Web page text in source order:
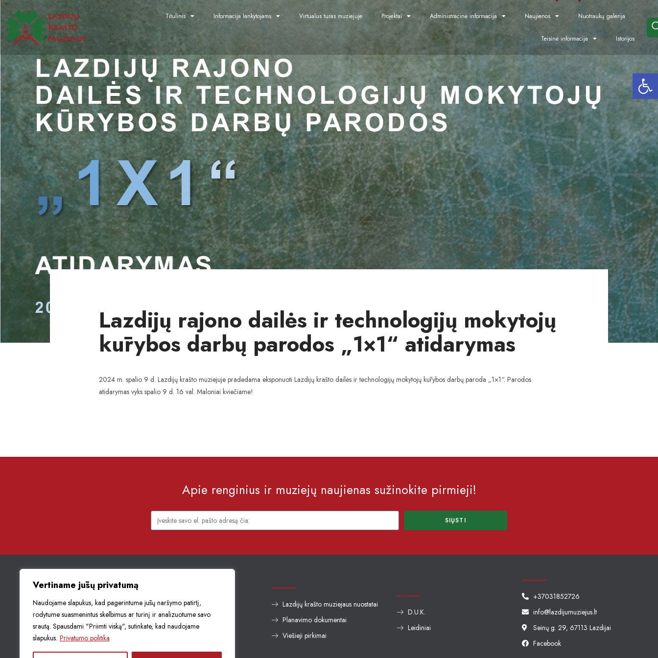
Open toolbar
Vertiname jūsų privatumą
Naudojame slapukus, kad pagerintume jūsų naršymo patirtį,
rodytume suasmenintus skelbimus ar turinį ir analizuotume savo
srautą. Spausdami "Priimti viską", sutinkate, kad naudojame
slapukus. Privatumo politika
Titulinis Informacija lankytojams Virtualus turas muziejuje Projektai Administracinė informacija Naujienos Nuotraukų galerija
Teisinė informacija Istorijos
Lazdijų rajono dailės ir technologijų mokytojų
kūrybos darbų parodos „1×1“ atidarymas
2024 m. spalio 9 d. Lazdijų krašto muziejuje pradedama eksponuoti Lazdijų krašto dailės ir technologijų mokytojų kūrybos darbų paroda „1×1“. Parodos
atidarymas vyks spalio 9 d. 16 val. Maloniai kviečiame!
Apie renginius ir muziejų naujienas sužinokite pirmieji!
SIŲSTI
Korupcijos prevencija
Asmens duomenų apsauga
rinkiniais
Lazdijų krašto muziejaus nuostatai
Planavimo dokumentai
Viešieji pirkimai
D.U.K.
Leidiniai
+37031852726
info@lazdijumuziejus.lt
Seinų g. 29, 67113 Lazdijai
Facebook